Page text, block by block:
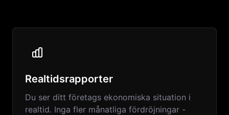
Realtidsrapporter
Du ser ditt företags ekonomiska situation i
realtid. Inga fler månatliga fördröjningar -